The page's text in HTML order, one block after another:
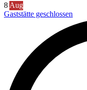
8Aug
Gaststätte geschlossen